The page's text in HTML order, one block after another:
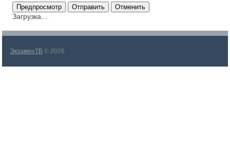
Загрузка...
ЭкзаменТВ © 2026